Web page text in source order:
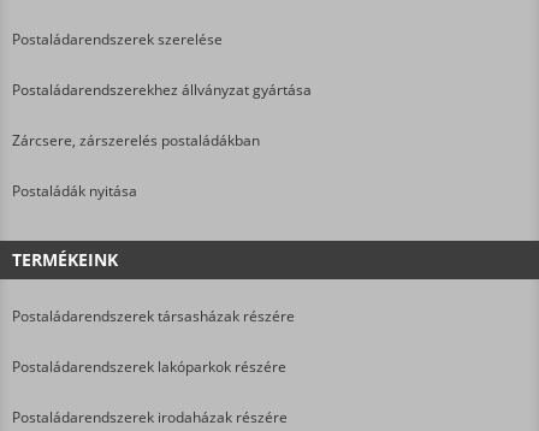
Postaládarendszerek szerelése
Postaládarendszerekhez állványzat gyártása
Zárcsere, zárszerelés postaládákban
Postaládák nyitása
TERMÉKEINK
Postaládarendszerek társasházak részére
Postaládarendszerek lakóparkok részére
Postaládarendszerek irodaházak részére